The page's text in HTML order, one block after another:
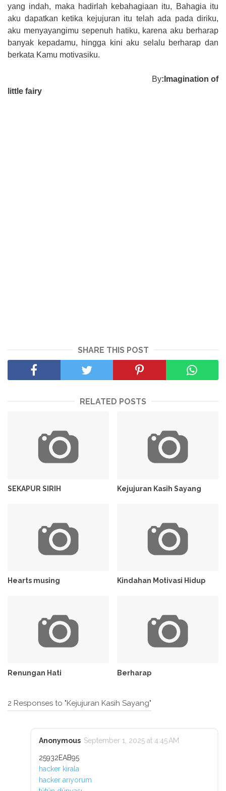
yang indah, maka hadirlah kebahagiaan itu, Bahagia itu
aku dapatkan ketika kejujuran itu telah ada pada diriku,
aku menyayangimu sepenuh hatiku, karena aku berharap
banyak kepadamu, hingga kini aku selalu berharap dan
berkata Kamu motivasiku.
By:Imagination of
little fairy
SHARE THIS POST
RELATED POSTS
SEKAPUR SIRIH Kejujuran Kasih Sayang
Hearts musing Kindahan Motivasi Hidup
Renungan Hati Berharap
2 Responses to "Kejujuran Kasih Sayang"
Anonymous September 1, 2025 at 4:45 AM
25932EAB95
hacker kirala
hacker arıyorum